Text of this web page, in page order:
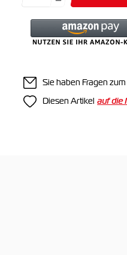
Sie haben Fragen
Diesen Artikel